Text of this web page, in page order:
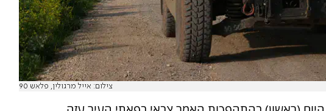
צילום: אייל מרגולין, פלאש 90